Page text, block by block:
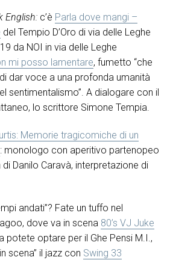
English: c’è Parla dove mangi –
del Tempio D’Oro di via delle Leghe
da NOI in via delle Leghe
mi posso lamentare, fumetto “che
dar voce a una profonda umanità
sentimentalismo”. A dialogare con il
lo scrittore Simone Tempia.
Memorie tragicomiche di un
: monologo con aperitivo partenopeo
Danilo Caravà, interpretazione di
andati”? Fate un tuffo nel
dove va in scena 80’s VJ Juke
potete optare per il Ghe Pensi M.I.,
scena” il jazz con Swing 33